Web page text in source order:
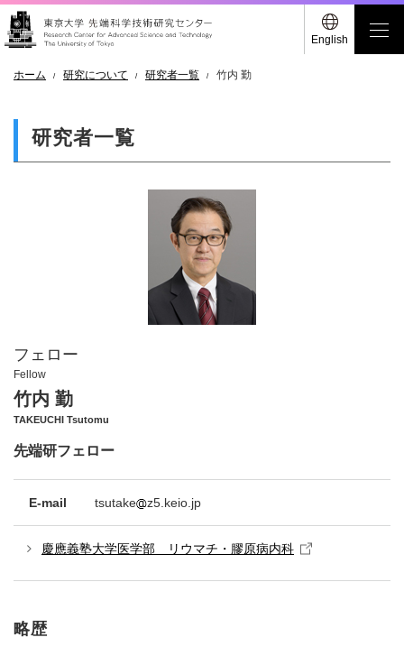
English
ホーム 研究について 研究者一覧 竹内 勤
研究者一覧
フェロー
Fellow
竹内 勤
TAKEUCHI Tsutomu
先端研フェロー
E-mail tsutake z5.keio.jp
慶應義塾大学医学部 リウマチ・膠原病内科
略歴